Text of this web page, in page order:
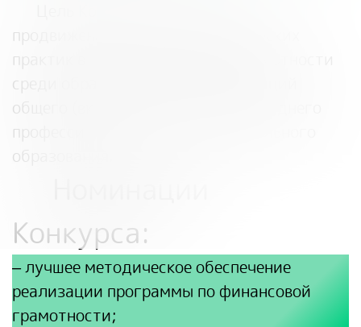
продвижение лучших педагогических
практик в сфере финансовой грамотности
среди образовательных организаций
общего (включая дошкольное), среднего
профессионального и дополнительного
образования.
Конкурса:
–лучшее методическое обеспечение
реализации программы по финансовой
грамотности;